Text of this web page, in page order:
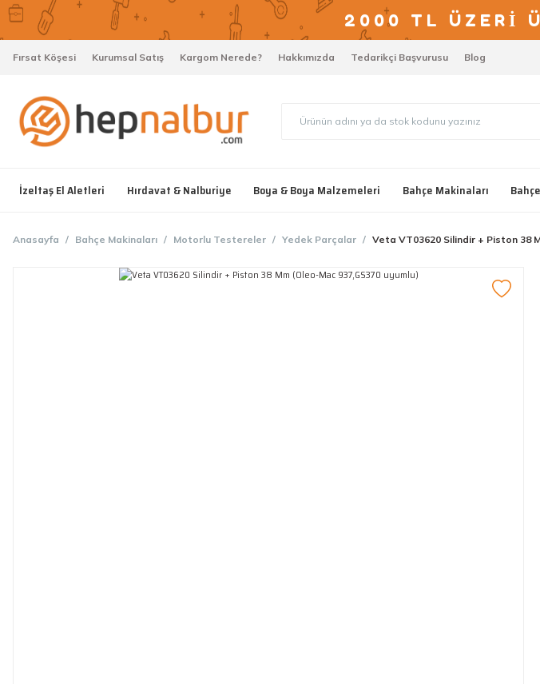
2000 TL ÜZERİ
Fırsat Köşesi Kurumsal Satış Kargom Nerede? Hakkımızda Tedarikçi Başvurusu Blog
İzeltaş El Aletleri Hırdavat & Nalburiye Boya & Boya Malzemeleri Bahçe Makinaları
Anasayfa Bahçe Makinaları Motorlu Testereler Yedek Parçalar Veta VT03620 Silindir + Piston 38